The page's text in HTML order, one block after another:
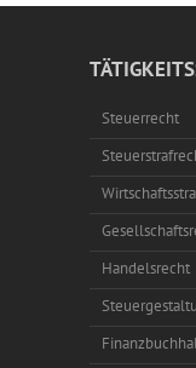
Steuerrecht
Handelsrecht